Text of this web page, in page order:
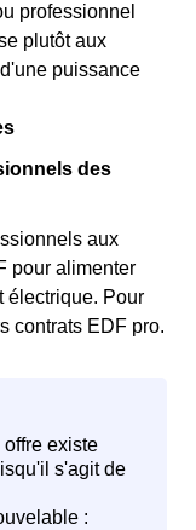
professionnel
plutôt aux
puissance
des
aux
pour alimenter
électrique. Pour
contrats EDF pro.